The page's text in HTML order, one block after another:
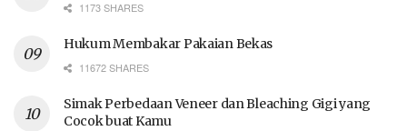
1173 SHARES
Hukum Membakar Pakaian Bekas
11672 SHARES
Simak Perbedaan Veneer dan Bleaching Gigi yang
Cocok buat Kamu